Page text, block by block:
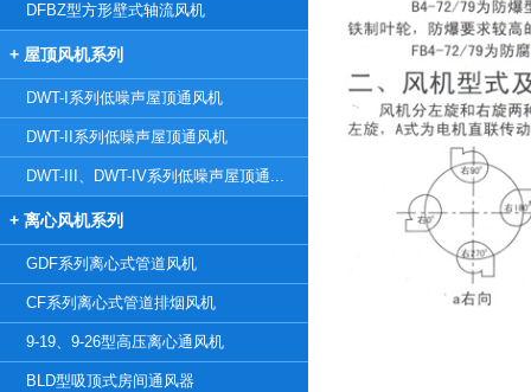
DFBZ型方形壁式轴流风机
+ 屋顶风机系列
DWT-I系列低噪声屋顶通风机
DWT-II系列低噪声屋顶通风机
DWT-III、DWT-IV系列低噪声屋顶通...
+ 离心风机系列
GDF系列离心式管道风机
CF系列离心式管道排烟风机
9-19、9-26型高压离心通风机
BLD型吸顶式房间通风器